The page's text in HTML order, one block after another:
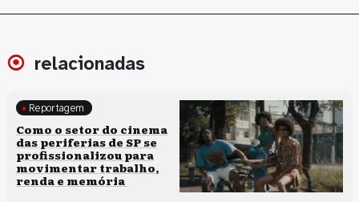
relacionadas
Políticas culturais
Reportagem
Como o setor do cinema
das periferias de SP se
profissionalizou para
movimentar trabalho,
renda e memória